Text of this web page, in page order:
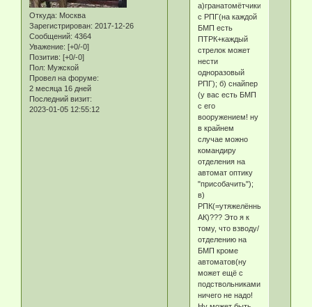
Откуда: Москва
Зарегистрирован: 2017-12-26
Сообщений: 4364
Уважение: [+0/-0]
Позитив: [+0/-0]
Пол: Мужской
Провел на форуме:
2 месяца 16 дней
Последний визит:
2023-01-05 12:55:12
а)гранатомётчики
с РПГ(на каждой
БМП есть
ПТРК+каждый
стрелок может
нести
одноразовый
РПГ); б) снайпер
(у вас есть БМП
с его
вооружением! ну
в крайнем
случае можно
командиру
отделения на
автомат оптику
"присобачить");
в)
РПК(=утяжелённый
АК)??? Это я к
тому, что взводу/
отделению на
БМП кроме
автоматов(ну
может ещё с
подствольниками)
ничего не надо!